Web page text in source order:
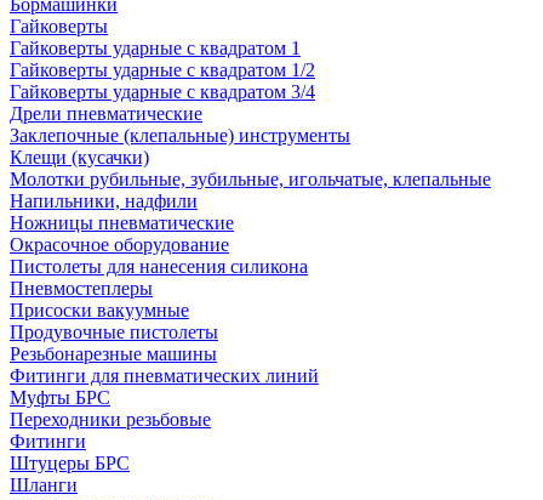
Бормашинки
Гайковерты
Гайковерты ударные с квадратом 1
Гайковерты ударные с квадратом 1/2
Гайковерты ударные с квадратом 3/4
Дрели пневматические
Заклепочные (клепальные) инструменты
Клещи (кусачки)
Молотки рубильные, зубильные, игольчатые, клепальные
Напильники, надфили
Ножницы пневматические
Окрасочное оборудование
Пистолеты для нанесения силикона
Пневмостеплеры
Присоски вакуумные
Продувочные пистолеты
Резьбонарезные машины
Фитинги для пневматических линий
Муфты БРС
Переходники резьбовые
Фитинги
Штуцеры БРС
Шланги